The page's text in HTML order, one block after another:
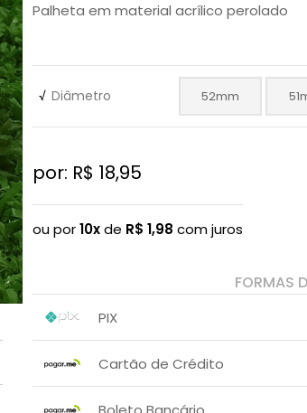
Palheta em material acrílico perolado
√ Diâmetro 52mm
por: R$ 18,95
ou por10xde R$ 1,98 com juros
FORMAS
PIX
Cartão de Crédito